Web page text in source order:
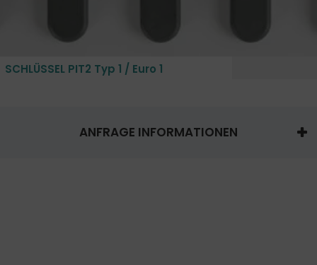
SCHLÜSSEL PIT2 Typ 1 / Euro 1
ANFRAGE INFORMATIONEN